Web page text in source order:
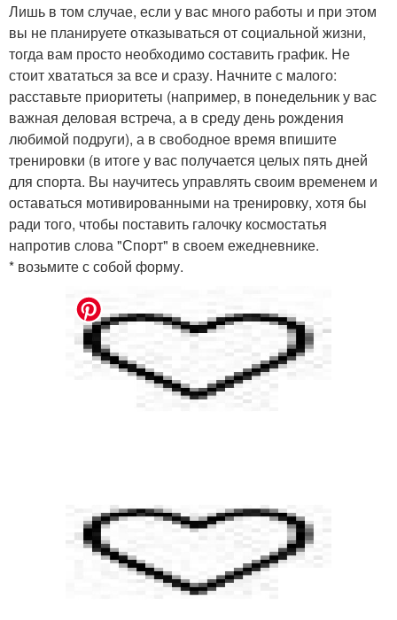
Лишь в том случае, если у вас много работы и при этом
вы не планируете отказываться от социальной жизни,
тогда вам просто необходимо составить график. Не
стоит хвататься за все и сразу. Начните с малого:
расставьте приоритеты (например, в понедельник у вас
важная деловая встреча, а в среду день рождения
любимой подруги), а в свободное время впишите
тренировки (в итоге у вас получается целых пять дней
для спорта. Вы научитесь управлять своим временем и
оставаться мотивированными на тренировку, хотя бы
ради того, чтобы поставить галочку космостатья
напротив слова "Спорт" в своем ежедневнике.
* возьмите с собой форму.